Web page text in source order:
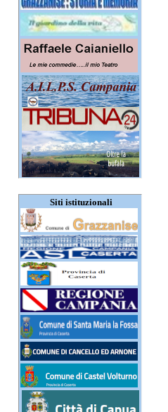
Siti istituzionali